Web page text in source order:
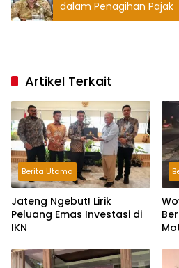
dalam Penagihan Pajak
Artikel Terkait
Berita Utama
Jateng Ngebut! Lirik
Peluang Emas Investasi di
IKN